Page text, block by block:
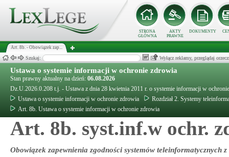
STRONA
GŁÓWNA
AKTY
PRAWNE
DOKUMENTY
Art. 8b. - Obowiązek zap...
Szukaj: Wyłącz reklamy, przeglądaj
Ustawa o systemie informacji w ochronie zdrowia
Stan prawny aktualny na dzień: 06.08.2026
Dz.U.2026.0.208 t.j. - Ustawa z dnia 28 kwietnia 2011 r. o systemie informacji w
Ustawa o systemie informacji w ochronie zdrowia
Rozdział 2. Systemy
Art. 8b. Ustawa o systemie informacji w ochronie zdrowia
Art. 8b. syst.inf.w ochr.
Obowiązek zapewnienia zgodności systemów teleinformatycznych